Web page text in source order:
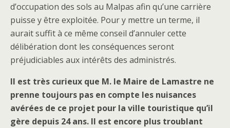
d’occupation des sols au Malpas afin qu’une carrière
puisse y être exploitée. Pour y mettre un terme, il
aurait suffit à ce même conseil d’annuler cette
délibération dont les conséquences seront
préjudiciables aux intérêts des administrés.
Il est très curieux que M. le Maire de Lamastre ne
prenne toujours pas en compte les nuisances
avérées de ce projet pour la ville touristique qu’il
gère depuis 24 ans. Il est encore plus troublant